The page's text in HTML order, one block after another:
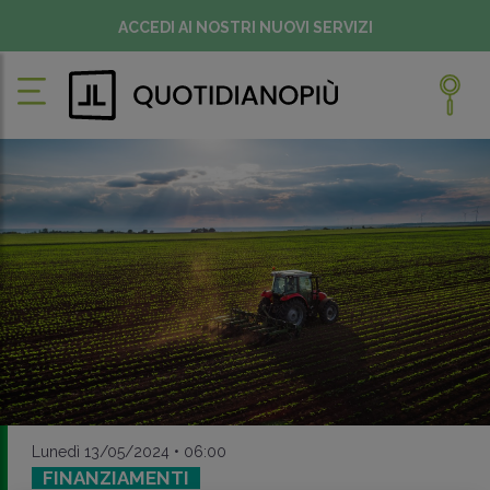
ACCEDI AI NOSTRI NUOVI SERVIZI
Lunedì 13/05/2024 • 06:00
FINANZIAMENTI